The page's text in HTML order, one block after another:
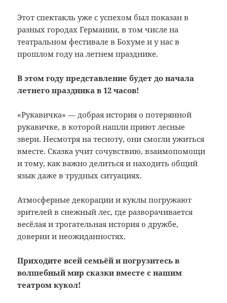
Этот спектакль уже с успехом был показан в
разных городах Германии, в том числе на
театральном фестивале в Бохуме и у нас в
прошлом году на летнем празднике.
В этом году представление будет до начала
летнего праздника в 12 часов!
«Рукавичка» — добрая история о потерянной
рукавичке, в которой нашли приют лесные
звери. Несмотря на тесноту, они смогли ужиться
вместе. Сказка учит сочувствию, взаимопомощи
и тому, как важно делиться и находить общий
язык даже в трудных ситуациях.
Атмосферные декорации и куклы погружают
зрителей в снежный лес, где разворачивается
весёлая и трогательная история о дружбе,
доверии и неожиданностях.
Приходите всей семьёй и погрузитесь в
волшебный мир сказки вместе с нашим
театром кукол!